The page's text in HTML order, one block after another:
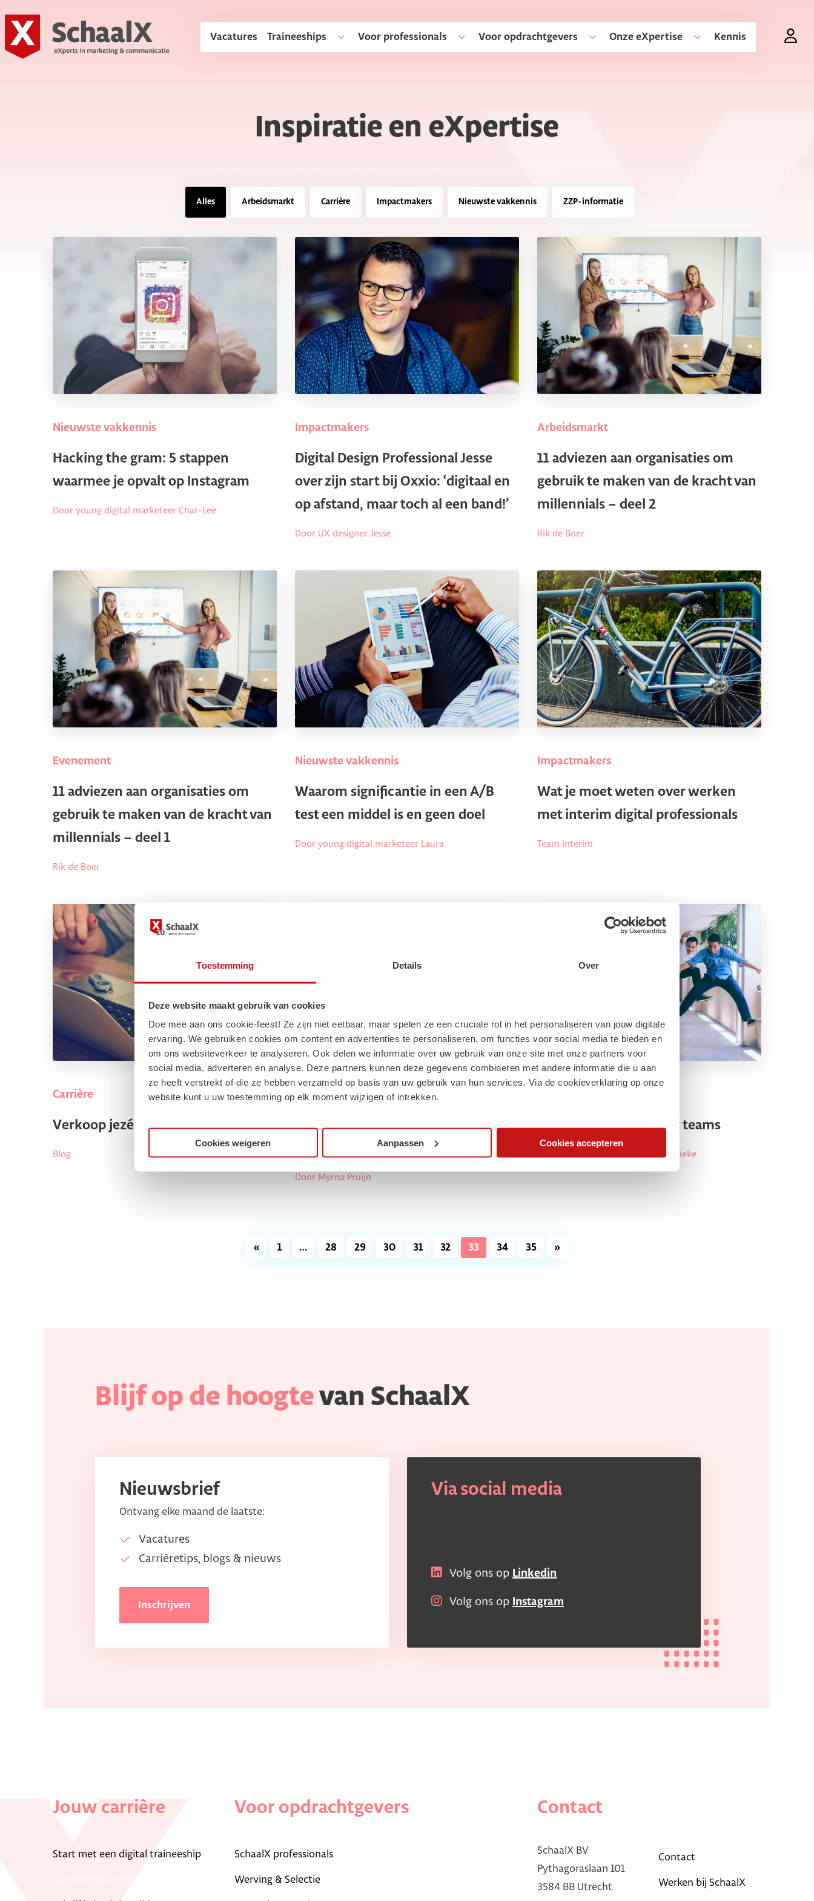
Toestemming Details Over
Deze website maakt gebruik van cookies
Doe mee aan ons cookie-feest! Ze zijn niet eetbaar, maar spelen ze een cruciale rol in het personaliseren van jouw digitale
ervaring. We gebruiken cookies om content en advertenties te personaliseren, om functies voor social media te bieden en
om ons websiteverkeer te analyseren. Ook delen we informatie over uw gebruik van onze site met onze partners voor
social media, adverteren en analyse. Deze partners kunnen deze gegevens combineren met andere informatie die u aan
ze heeft verstrekt of die ze hebben verzameld op basis van uw gebruik van hun services. Via de cookieverklaring op onze
website kunt u uw toestemming op elk moment wijzigen of intrekken.
Cookies weigeren Aanpassen Cookies accepteren
SchaalX
Vacatures Traineeships Voor professionals Voor opdrachtgevers Onze eXpertise Kennis
Inspiratie en eXpertise
Alles Arbeidsmarkt Carrière Impactmakers Nieuwste vakkennis ZZP-informatie
Nieuwste vakkennis
Hacking the gram: 5 stappen
waarmee je opvalt op Instagram
Door young digital marketeer Char-Lee
Impactmakers
Digital Design Professional Jesse
over zijn start bij Oxxio: ‘digitaal en
op afstand, maar toch al een band!’
Door UX designer Jesse
Arbeidsmarkt
11 adviezen aan organisaties om
gebruik te maken van de kracht van
millennials – deel 2
Rik de Boer
Evenement
11 adviezen aan organisaties om
gebruik te maken van de kracht van
millennials – deel 1
Rik de Boer
Nieuwste vakkennis
Waarom significantie in een A/B
test een middel is en geen doel
Door young digital marketeer Laura
Impactmakers
Wat je moet weten over werken
met interim digital professionals
Team interim
Carrière
Verkoop jezélf met een goed cv
Blog
Carrière
Nieuwe baan? Wat je van een
kleuter kunt leren
Door Myrna Pruijn
5 leuke energizers voor teams
Door Young Digital Marketeer Marieke
« 1 … 28 29 30 31 32 33 34 35 »
Blijf op de hoogte van SchaalX
Nieuwsbrief
Ontvang elke maand de laatste:
Vacatures
Carrièretips, blogs & nieuws
Inschrijven
Via social media
Volg ons op Linkedin
Volg ons op Instagram
Jouw carrière
Start met een digital traineeship
Voor opdrachtgevers
SchaalX professionals
Werving & Selectie
Contact
SchaalX BV
Pythagoraslaan 101
3584 BB Utrecht
Contact
Werken bij SchaalX